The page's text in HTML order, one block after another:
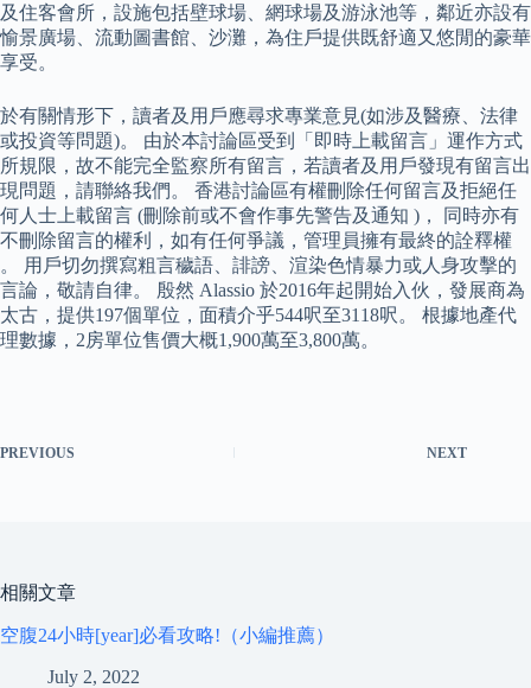
及住客會所，設施包括壁球場、網球場及游泳池等，鄰近亦設有
愉景廣場、流動圖書館、沙灘，為住戶提供既舒適又悠閒的豪華
享受。
於有關情形下，讀者及用戶應尋求專業意見(如涉及醫療、法律
或投資等問題)。 由於本討論區受到「即時上載留言」運作方式
所規限，故不能完全監察所有留言，若讀者及用戶發現有留言出
現問題，請聯絡我們。 香港討論區有權刪除任何留言及拒絕任
何人士上載留言 (刪除前或不會作事先警告及通知 )， 同時亦有
不刪除留言的權利，如有任何爭議，管理員擁有最終的詮釋權
。 用戶切勿撰寫粗言穢語、誹謗、渲染色情暴力或人身攻擊的
言論，敬請自律。 殷然 Alassio 於2016年起開始入伙，發展商為
太古，提供197個單位，面積介乎544呎至3118呎。 根據地產代
理數據，2房單位售價大概1,900萬至3,800萬。
PREVIOUS NEXT
相關文章
空腹24小時[year]必看攻略!（小編推薦）
July 2, 2022